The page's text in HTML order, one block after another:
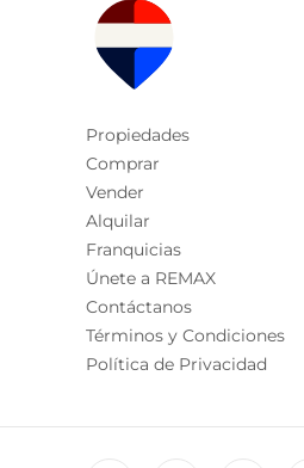
Propiedades
Comprar
Vender
Alquilar
Franquicias
Únete a REMAX
Contáctanos
Términos y Condiciones
Política de Privacidad